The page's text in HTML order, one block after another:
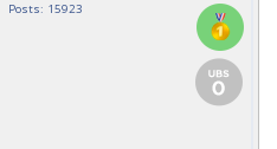
Posts: 15923